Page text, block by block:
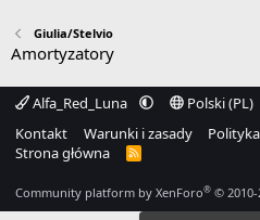
Giulia/Stelvio
Amortyzatory
Alfa_Red_Luna
Polski (PL)
Kontakt
Warunki i zasady
Strona główna
R
S
Community platform by XenForo® © 2010-